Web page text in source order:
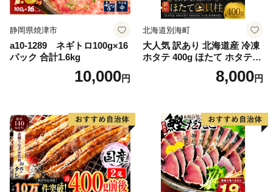
静岡県焼津市
a10-1289 ネギトロ100g×16
パック 合計1.6kg
10,000円
北海道別海町
大人気 訳あり 北海道産 冷凍
ホタテ 400g ほたて ホタテ
8,000円